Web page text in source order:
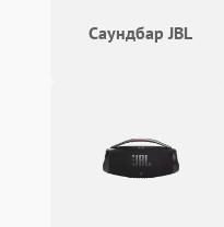
Саундбар JBL